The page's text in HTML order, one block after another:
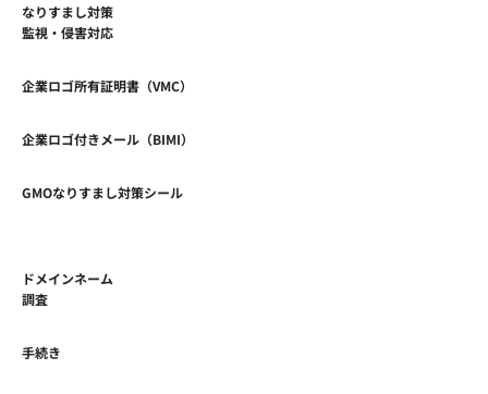
なりすまし対策
監視・侵害対応
企業ロゴ所有証明書（VMC）
企業ロゴ付きメール（BIMI）
GMOなりすまし対策シール
ドメインネーム
調査
手続き